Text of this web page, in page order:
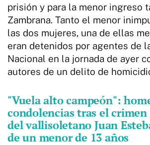
prisión y para la menor ingreso
Zambrana. Tanto el menor
las dos mujeres, una de ellas
eran detenidos por agentes de
Nacional en la jornada de ayer
autores de un delito de
"Vuela alto campeón":
condolencias tras el crimen
del vallisoletano Juan
de un menor de 13 años